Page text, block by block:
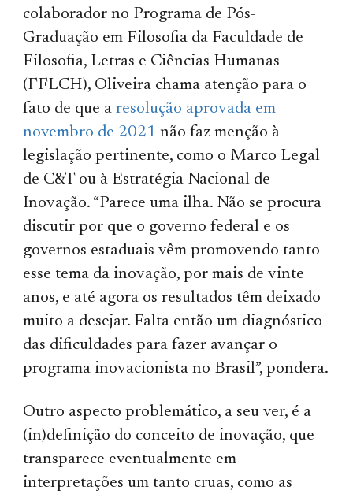
colaborador no Programa de Pós-
Graduação em Filosofia da Faculdade de
Filosofia, Letras e Ciências Humanas
(FFLCH), Oliveira chama atenção para o
fato de que aresolução aprovada em
novembro de 2021 não faz menção à
legislação pertinente, como o Marco Legal
de C&T ou à Estratégia Nacional de
Inovação. “Parece uma ilha. Não se procura
discutir por que o governo federal e os
governos estaduais vêm promovendo tanto
esse tema da inovação, por mais de vinte
anos, e até agora os resultados têm deixado
muito a desejar. Falta então um diagnóstico
das dificuldades para fazer avançar o
programa inovacionista no Brasil”, pondera.
Outro aspecto problemático, a seu ver, é a
(in)definição do conceito de inovação, que
transparece eventualmente em
interpretações um tanto cruas, como as